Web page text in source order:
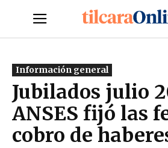
Información general
Jubilados julio
ANSES fijó las
cobro de